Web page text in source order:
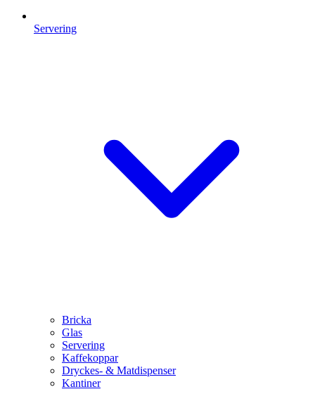
Servering
Bricka
Glas
Servering
Kaffekoppar
Dryckes- & Matdispenser
Kantiner